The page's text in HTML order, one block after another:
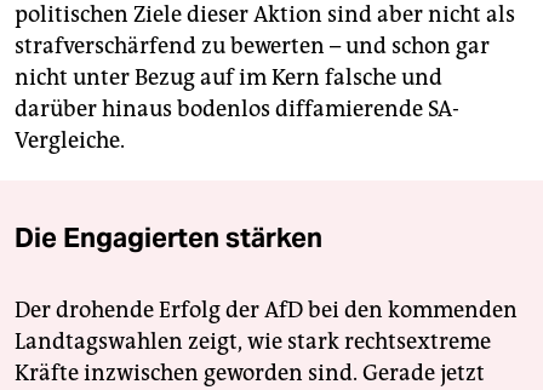
politischen Ziele dieser Aktion sind aber nicht als
strafverschärfend zu bewerten – und schon gar
nicht unter Bezug auf im Kern falsche und
darüber hinaus bodenlos diffamierende SA-
Vergleiche.
Die Engagierten stärken
Der drohende Erfolg der AfD bei den kommenden
Landtagswahlen zeigt, wie stark rechtsextreme
Kräfte inzwischen geworden sind. Gerade jetzt